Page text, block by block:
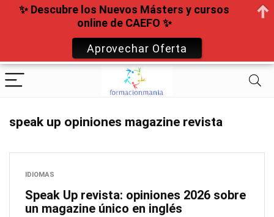
speak up opiniones magazine revista
IDIOMAS
Speak Up revista: opiniones 2026 sobre
un magazine único en inglés
✨ Descubre los Nuevos Másters y cursos
online de CAEFO ✨
Aprovechar Oferta